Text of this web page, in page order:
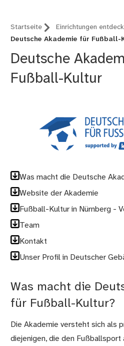
Startseite
Einrichtungen
Deutsche Akademie für Fußball-
Deutsche
Fußball-Kultur
Was macht die Deutsche
Website der Akademie
Fußball-Kultur in Nürnberg -
Team
Kontakt
Unser Profil in Deutscher
Was macht die
für Fußball-Kultur?
Die Akademie versteht sich als
diejenigen, die den